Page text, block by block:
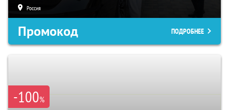
Россия
Промокод ПОДРОБНЕЕ
-100%